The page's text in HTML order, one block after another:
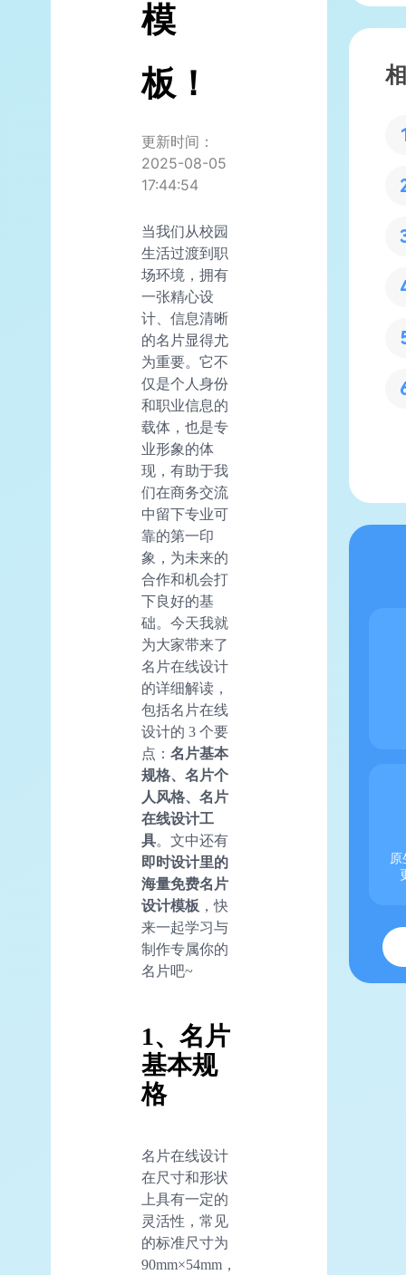
模
板！
更新时间：
2025-08-05
17:44:54
当我们从校园
生活过渡到职
场环境，拥有
一张精心设
计、信息清晰
的名片显得尤
为重要。它不
仅是个人身份
和职业信息的
载体，也是专
业形象的体
现，有助于我
们在商务交流
中留下专业可
靠的第一印
象，为未来的
合作和机会打
下良好的基
础。今天我就
为大家带来了
名片在线设计
的详细解读，
包括名片在线
设计的 3 个要
点： 名片基本
规格、名片个
人风格、名片
在线设计工
具。文中还有
即时设计里的
海量免费名片
设计模板 ，快
来一起学习与
制作专属你的
名片吧~
1、名片
基本规
格
名片在线设计
在尺寸和形状
上具有一定的
灵活性，常见
的标准尺寸为
90mm×54mm，
原